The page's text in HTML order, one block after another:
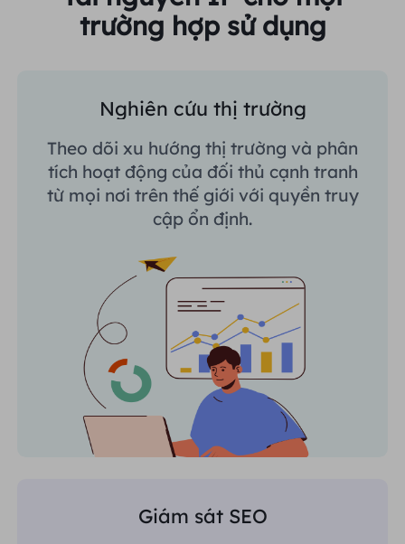
trường hợp sử dụng
Nghiên cứu thị trường
Theo dõi xu hướng thị trường và phân
tích hoạt động của đối thủ cạnh tranh
từ mọi nơi trên thế giới với quyền truy
cập ổn định.
Giám sát SEO